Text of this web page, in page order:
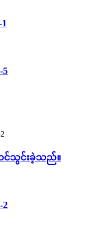
တင်သွင်းခဲ့သည်။